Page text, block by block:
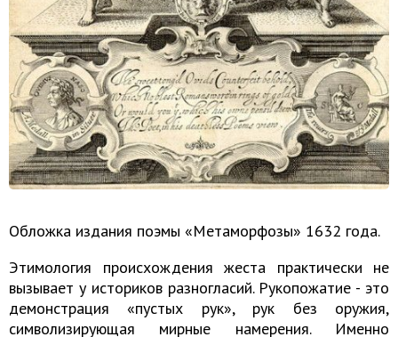
Обложка издания поэмы «Метаморфозы» 1632 года.
Этимология происхождения жеста практически не
вызывает у историков разногласий. Рукопожатие - это
демонстрация «пустых рук», рук без оружия,
символизирующая мирные намерения. Именно